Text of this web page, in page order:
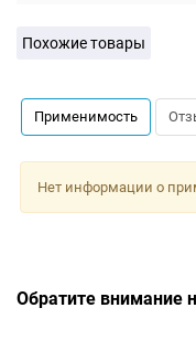
Похожие товары
Применимость
Нет информации о
Обратите внимание